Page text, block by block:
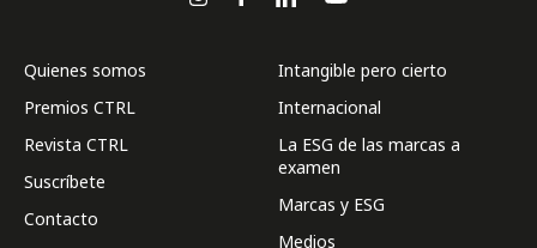
Quienes somos
Premios CTRL
Revista CTRL
Suscríbete
Contacto
Intangible pero cierto
Internacional
La ESG de las marcas a
examen
Marcas y ESG
Medios